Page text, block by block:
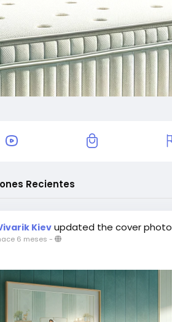
Recientes
Kiev updated the cover photo
6 meses -